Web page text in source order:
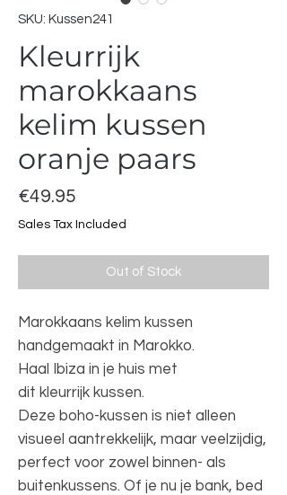
SKU: Kussen241
Kleurrijk
marokkaans
kelim kussen
oranje paars
€49.95
Sales Tax Included
Out of Stock
Marokkaans kelim kussen
handgemaakt in Marokko.
Haal Ibiza in je huis met
dit kleurrijk kussen.
Deze boho-kussen is niet alleen
visueel aantrekkelijk, maar veelzijdig,
perfect voor zowel binnen- als
buitenkussens. Of je nu je bank, bed